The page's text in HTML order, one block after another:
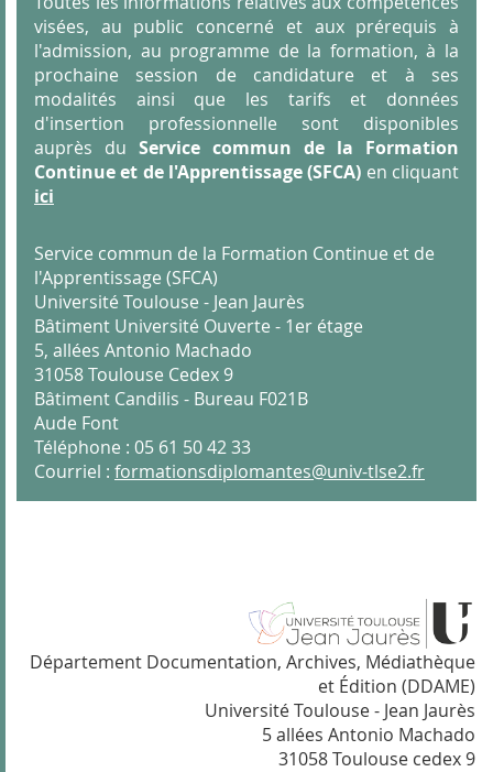
visées, au public concerné et aux prérequis à
l'admission, au programme de la formation, à la
prochaine session de candidature et à ses
modalités ainsi que les tarifs et données
d'insertion professionnelle sont disponibles
auprès du Service commun de la Formation
Continue et de l'Apprentissage (SFCA) en cliquant
ici
Service commun de la Formation Continue et de
l'Apprentissage (SFCA)
Université Toulouse - Jean Jaurès
Bâtiment Université Ouverte - 1er étage
5, allées Antonio Machado
31058 Toulouse Cedex 9
Bâtiment Candilis - Bureau F021B
Aude Font
Téléphone : 05 61 50 42 33
Courriel : formationsdiplomantes@univ-tlse2.fr
Département Documentation, Archives, Médiathèque
et Édition (DDAME)
Université Toulouse - Jean Jaurès
5 allées Antonio Machado
31058 Toulouse cedex 9